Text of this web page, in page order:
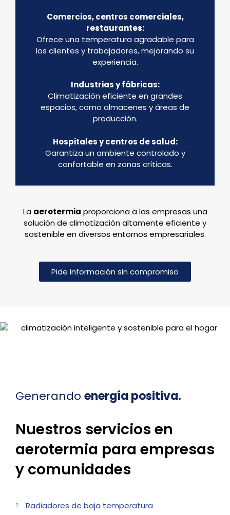
Comercios, centros comerciales,
restaurantes:
Ofrece una temperatura agradable para
los clientes y trabajadores, mejorando su
experiencia.
Industrias y fábricas:
Climatización eficiente en grandes
espacios, como almacenes y áreas de
producción.
Hospitales y centros de salud:
Garantiza un ambiente controlado y
confortable en zonas críticas.
La aerotermia proporciona a las empresas una
solución de climatización altamente eficiente y
sostenible en diversos entornos empresariales.
Pide información sin compromiso
Generando energía positiva.
Nuestros servicios en
aerotermia para empresas
y comunidades
Radiadores de baja temperatura